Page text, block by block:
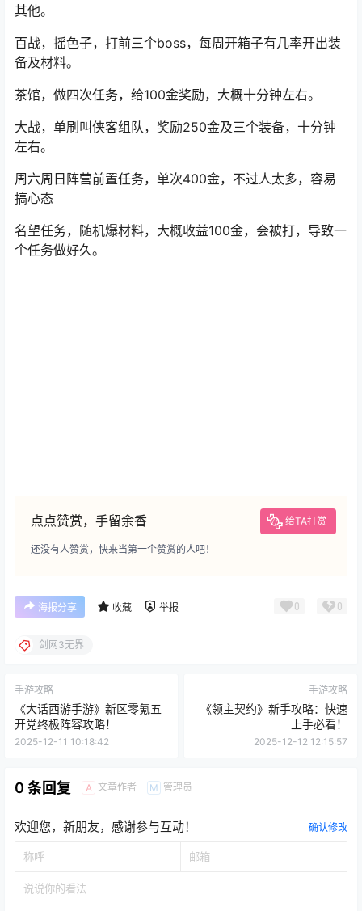
其他。
百战，摇色子，打前三个boss，每周开箱子有几率开出装
备及材料。
茶馆，做四次任务，给100金奖励，大概十分钟左右。
大战，单刷叫侠客组队，奖励250金及三个装备，十分钟
左右。
周六周日阵营前置任务，单次400金，不过人太多，容易
搞心态
名望任务，随机爆材料，大概收益100金，会被打，导致一
个任务做好久。
点点赞赏，手留余香 给TA打赏
还没有人赞赏，快来当第一个赞赏的人吧！
海报分享 收藏 举报 0 0
剑网3无界
手游攻略
《大话西游手游》新区零氪五
开党终极阵容攻略！
2025-12-11 10:18:42
手游攻略
《领主契约》新手攻略：快速
上手必看！
2025-12-12 12:15:57
0 条回复 A 文章作者 M 管理员
欢迎您，新朋友，感谢参与互动！ 确认修改